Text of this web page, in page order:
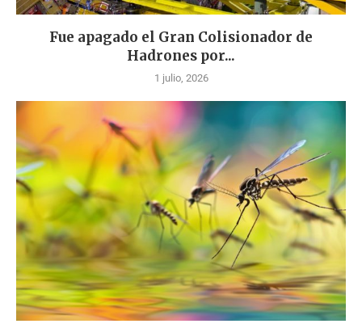
Fue apagado el Gran Colisionador de
Hadrones por...
1 julio, 2026